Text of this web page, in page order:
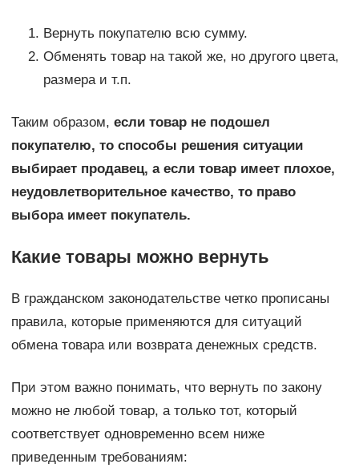
Вернуть покупателю всю сумму.
Обменять товар на такой же, но другого цвета,
размера и т.п.
Таким образом, если товар не подошел
покупателю, то способы решения ситуации
выбирает продавец, а если товар имеет плохое,
неудовлетворительное качество, то право
выбора имеет покупатель.
Какие товары можно вернуть
В гражданском законодательстве четко прописаны
правила, которые применяются для ситуаций
обмена товара или возврата денежных средств.
При этом важно понимать, что вернуть по закону
можно не любой товар, а только тот, который
соответствует одновременно всем ниже
приведенным требованиям: